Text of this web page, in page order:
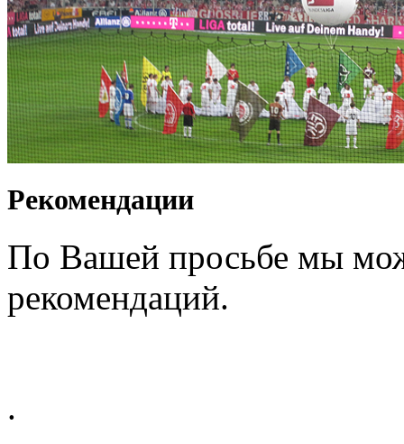
Рекомендации
По Вашей просьбе мы
рекомендаций.
.